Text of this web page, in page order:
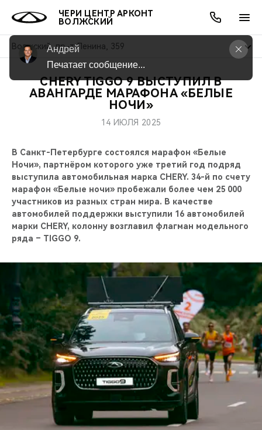
ЧЕРИ ЦЕНТР АРКОНТ
ВОЛЖСКИЙ
Волжский, пр-т Ленина, 359
МОДЕЛИ
КРОССОВЕРЫ
СЕДАНЫ
НОВИНКИ
ПОКУПАТЕЛЯМ
ВЛАДЕЛЬЦАМ
ПОДДЕРЖКА
CHERY CONNECT
МИР CHERY
CHERY В СОЦСЕТЯХ
ЛЮДИ CHERY
БЛАГОТВОРИТЕЛЬНОСТЬ
CHERY REMOTE
CHERY И СПОРТ
НАШИ МЕРОПРИЯТИЯ
ВИДЕООБЗОРЫ
CHERY ДЛЯ ДЕТЕЙ
АКЦИИ
ОНЛАЙН СЕРВИСЫ
О КОМПАНИИ
CHERY TIGGO 9 ВЫСТУПИЛ В
АВАНГАРДЕ МАРАФОНА «БЕЛЫЕ
НОЧИ»
14 ИЮЛЯ 2025
В Санкт-Петербурге состоялся марафон «Белые
Ночи», партнёром которого уже третий год подряд
выступила автомобильная марка CHERY. 34-й по счету
марафон «Белые ночи» пробежали более чем 25 000
участников из разных стран мира. В качестве
автомобилей поддержки выступили 16 автомобилей
марки CHERY, колонну возглавил флагман модельного
ряда – TIGGO 9.
Андрей
Печатает сообщение...